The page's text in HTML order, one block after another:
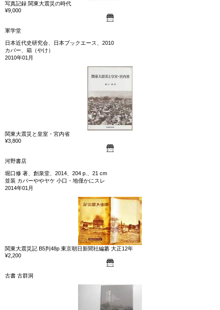
写真記録 関東大震災の時代
¥9,000
軍学堂
日本近代史研究会、日本ブックエース、2010
カバー、箱（やけ）
2010年01月
関東大震災と皇室・宮内省
¥3,800
河野書店
堀口修 著、創泉堂、2014、204 p.、21 cm
並装 カバーややヤケ 小口・地僅かにスレ
2014年01月
関東大震災記 B5判48p 東京朝日新聞社編纂 大正12年
¥2,200
古書 古群洞